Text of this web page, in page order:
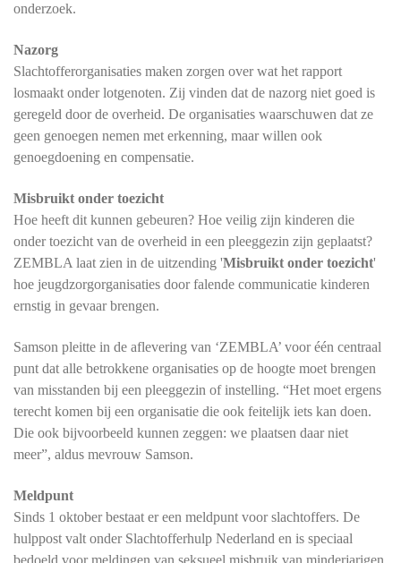
onderzoek.
Nazorg
Slachtofferorganisaties maken zorgen over wat het rapport
losmaakt onder lotgenoten. Zij vinden dat de nazorg niet goed is
geregeld door de overheid. De organisaties waarschuwen dat ze
geen genoegen nemen met erkenning, maar willen ook
genoegdoening en compensatie.
Misbruikt onder toezicht
Hoe heeft dit kunnen gebeuren? Hoe veilig zijn kinderen die
onder toezicht van de overheid in een pleeggezin zijn geplaatst?
ZEMBLA laat zien in de uitzending 'Misbruikt onder toezicht'
hoe jeugdzorgorganisaties door falende communicatie kinderen
ernstig in gevaar brengen.
Samson pleitte in de aflevering van ‘ZEMBLA’ voor één centraal
punt dat alle betrokkene organisaties op de hoogte moet brengen
van misstanden bij een pleeggezin of instelling. “Het moet ergens
terecht komen bij een organisatie die ook feitelijk iets kan doen.
Die ook bijvoorbeeld kunnen zeggen: we plaatsen daar niet
meer”, aldus mevrouw Samson.
Meldpunt
Sinds 1 oktober bestaat er een meldpunt voor slachtoffers. De
hulppost valt onder Slachtofferhulp Nederland en is speciaal
bedoeld voor meldingen van seksueel misbruik van minderjarigen